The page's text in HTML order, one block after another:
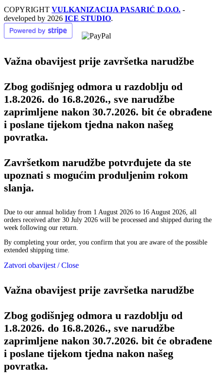
COPYRIGHT VULKANIZACIJA PASARIĆ D.O.O. -
developed by 2026 ICE STUDIO.
Važna obavijest prije završetka narudžbe
Zbog godišnjeg odmora u razdoblju od
1.8.2026. do 16.8.2026., sve narudžbe
zaprimljene nakon 30.7.2026. bit će obrađene
i poslane tijekom tjedna nakon našeg
povratka.
Završetkom narudžbe potvrđujete da ste
upoznati s mogućim produljenim rokom
slanja.
Due to our annual holiday from 1 August 2026 to 16 August 2026, all
orders received after 30 July 2026 will be processed and shipped during the
week following our return.
By completing your order, you confirm that you are aware of the possible
extended shipping time.
Zatvori obavijest / Close
Važna obavijest prije završetka narudžbe
Zbog godišnjeg odmora u razdoblju od
1.8.2026. do 16.8.2026., sve narudžbe
zaprimljene nakon 30.7.2026. bit će obrađene
i poslane tijekom tjedna nakon našeg
povratka.